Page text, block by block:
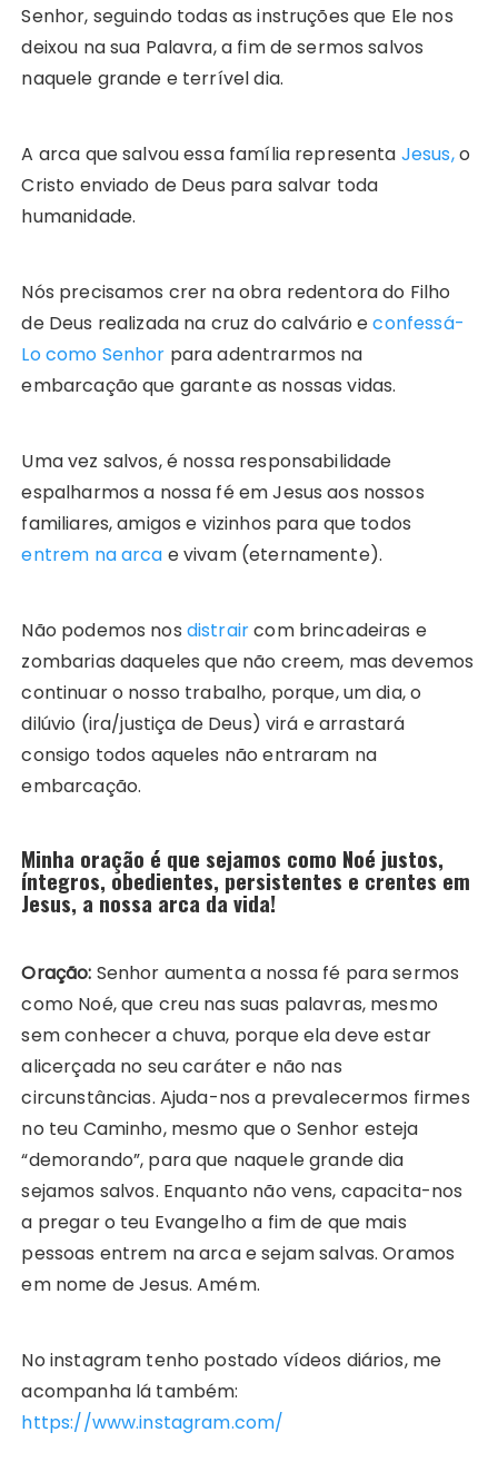
Senhor, seguindo todas as instruções que Ele nos
deixou na sua Palavra, a fim de sermos salvos
naquele grande e terrível dia.
A arca que salvou essa família representa Jesus,o
Cristo enviado de Deus para salvar toda
humanidade.
Nós precisamos crer na obra redentora do Filho
de Deus realizada na cruz do calvário econfessá-
Lo como Senhor para adentrarmos na
embarcação que garante as nossas vidas.
Uma vez salvos, é nossa responsabilidade
espalharmos a nossa fé em Jesus aos nossos
familiares, amigos e vizinhos para que todos
entrem na arca e vivam (eternamente).
Não podemos nos distraircom brincadeiras e
zombarias daqueles que não creem, mas devemos
continuar o nosso trabalho, porque, um dia, o
dilúvio (ira/justiça de Deus) virá e arrastará
consigo todos aqueles não entraram na
embarcação.
Minha oração é que sejamos como Noé justos,
íntegros, obedientes, persistentes e crentes em
Jesus, a nossa arca da vida!
Oração: Senhor aumenta a nossa fé para sermos
como Noé, que creu nas suas palavras, mesmo
sem conhecer a chuva, porque ela deve estar
alicerçada no seu caráter e não nas
circunstâncias. Ajuda-nos a prevalecermos firmes
no teu Caminho, mesmo que o Senhor esteja
“demorando”, para que naquele grande dia
sejamos salvos. Enquanto não vens, capacita-nos
a pregar o teu Evangelho a fim de que mais
pessoas entrem na arca e sejam salvas. Oramos
em nome de Jesus. Amém.
No instagram tenho postado vídeos diários, me
acompanha lá também:
https://www.instagram.com/